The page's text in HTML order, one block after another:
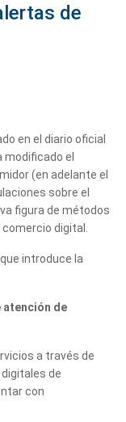
de
en el diario oficial
modificado el
(en adelante el
sobre el
figura de métodos
digital.
introduce la
atención de
a través de
de
con